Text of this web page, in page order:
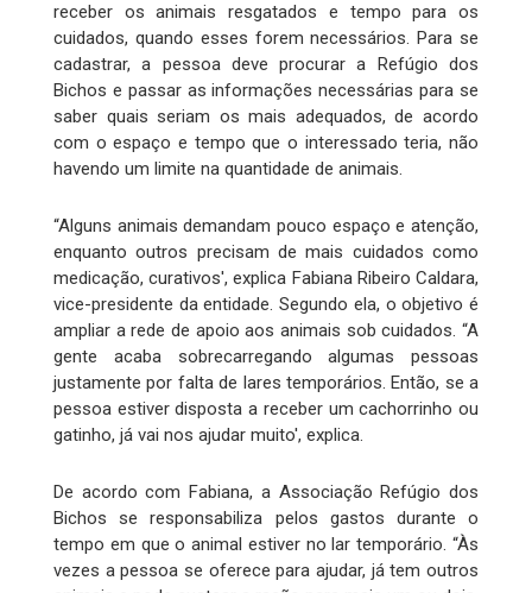
receber os animais resgatados e tempo para os
cuidados, quando esses forem necessários. Para se
cadastrar, a pessoa deve procurar a Refúgio dos
Bichos e passar as informações necessárias para se
saber quais seriam os mais adequados, de acordo
com o espaço e tempo que o interessado teria, não
havendo um limite na quantidade de animais.
“Alguns animais demandam pouco espaço e atenção,
enquanto outros precisam de mais cuidados como
medicação, curativos', explica Fabiana Ribeiro Caldara,
vice-presidente da entidade. Segundo ela, o objetivo é
ampliar a rede de apoio aos animais sob cuidados. “A
gente acaba sobrecarregando algumas pessoas
justamente por falta de lares temporários. Então, se a
pessoa estiver disposta a receber um cachorrinho ou
gatinho, já vai nos ajudar muito', explica.
De acordo com Fabiana, a Associação Refúgio dos
Bichos se responsabiliza pelos gastos durante o
tempo em que o animal estiver no lar temporário. “Às
vezes a pessoa se oferece para ajudar, já tem outros